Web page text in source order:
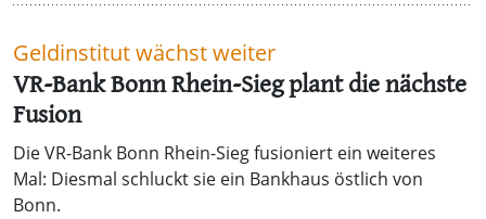
Geldinstitut wächst weiter
VR-Bank Bonn Rhein-Sieg plant die nächste
Fusion
Die VR-Bank Bonn Rhein-Sieg fusioniert ein weiteres
Mal: Diesmal schluckt sie ein Bankhaus östlich von
Bonn.